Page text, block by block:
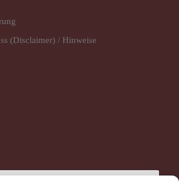
(Disclaimer) / Hinweise